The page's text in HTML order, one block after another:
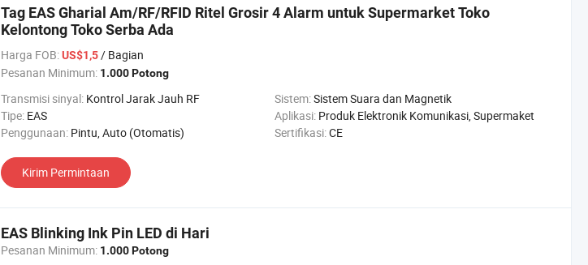
Tag EAS Gharial Am/RF/RFID Ritel Grosir 4 Alarm untuk Supermarket Toko
Kelontong Toko Serba Ada
Harga FOB:US$1,5/ Bagian
Pesanan Minimum: 1.000 Potong
Transmisi sinyal: Kontrol Jarak Jauh RF Sistem:Sistem Suara dan Magnetik
Tipe: EAS Aplikasi: Produk Elektronik Komunikasi, Supermaket
Penggunaan: Pintu, Auto (Otomatis) Sertifikasi:CE
Kirim Permintaan
EAS Blinking Ink Pin LED di Hari
Pesanan Minimum: 1.000 Potong